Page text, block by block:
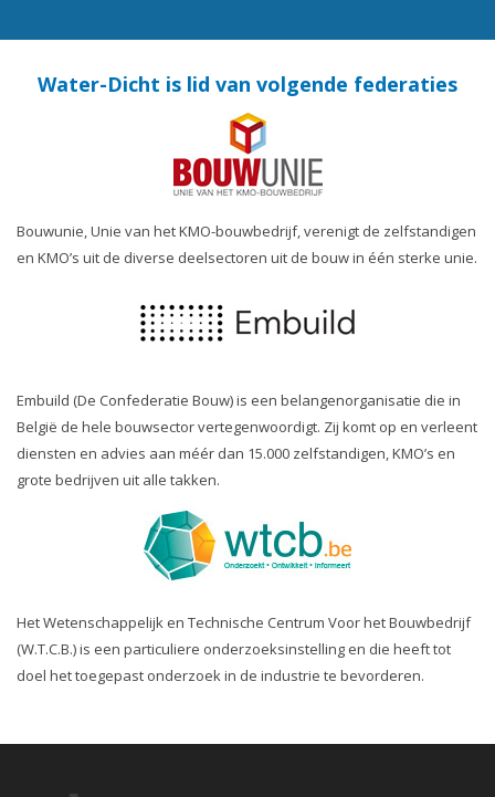
Water-Dicht is lid van volgende federaties
Bouwunie, Unie van het KMO-bouwbedrijf, verenigt de zelfstandigen
en KMO’s uit de diverse deelsectoren uit de bouw in één sterke unie.
Embuild (De Confederatie Bouw) is een belangenorganisatie die in
België de hele bouwsector vertegenwoordigt. Zij komt op en verleent
diensten en advies aan méér dan 15.000 zelfstandigen, KMO’s en
grote bedrijven uit alle takken.
Het Wetenschappelijk en Technische Centrum Voor het Bouwbedrijf
(W.T.C.B.) is een particuliere onderzoeksinstelling en die heeft tot
doel het toegepast onderzoek in de industrie te bevorderen.